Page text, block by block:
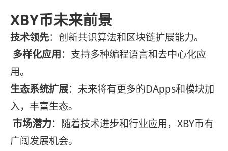
XBY币未来前景
技术领先：创新共识算法和区块链扩展能力。
多样化应用：支持多种编程语言和去中心化应
用。
生态系统扩展：未来将有更多的DApps和模块加
入，丰富生态。
市场潜力：随着技术进步和行业应用，XBY币有
广阔发展机会。